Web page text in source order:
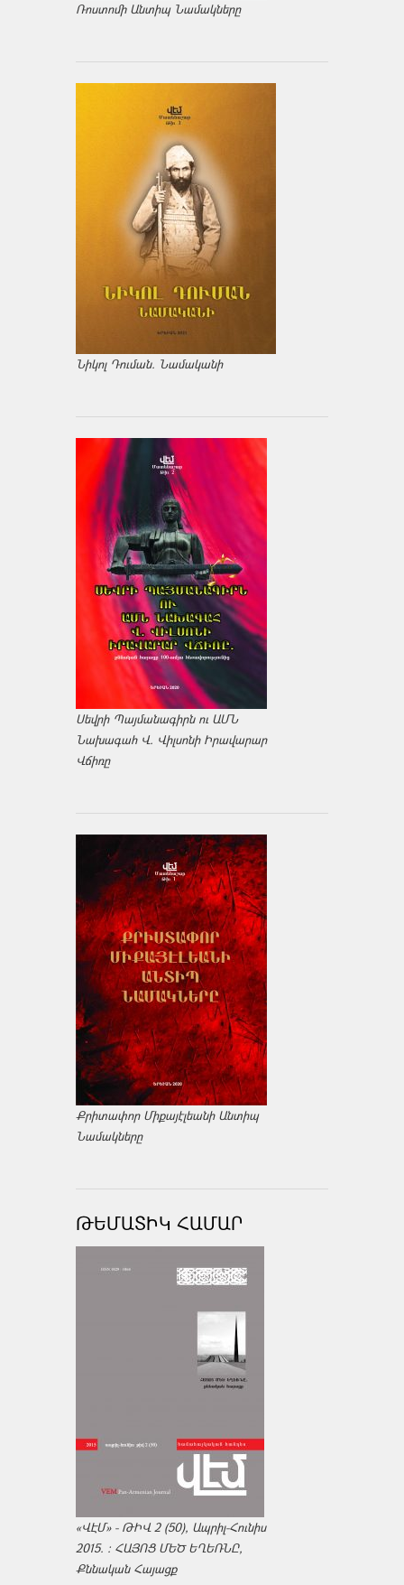
Ռոստոմի Անտիպ Նամակները
Նիկոլ Դուման. Նամականի
Սեվրի Պայմանագիրն ու ԱՄՆ
Նախագահ Վ. Վիլսոնի Իրավարար
Վճիռը
Քրիտափոր Միքայէլեանի Անտիպ
Նամակները
ԹԵՄԱՏԻԿ ՀԱՄԱՐ
«ՎԷՄ» - ԹԻՎ 2 (50), Ապրիլ-Հունիս
2015. : ՀԱՅՈՑ ՄԵԾ ԵՂԵՌՆԸ,
Քննական Հայացք